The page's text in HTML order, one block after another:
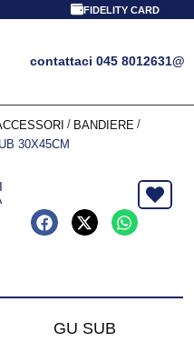
FIDELITY CARD
contattaci 045 8012631@
/ BANDIERE /
30X45CM
GU SUB